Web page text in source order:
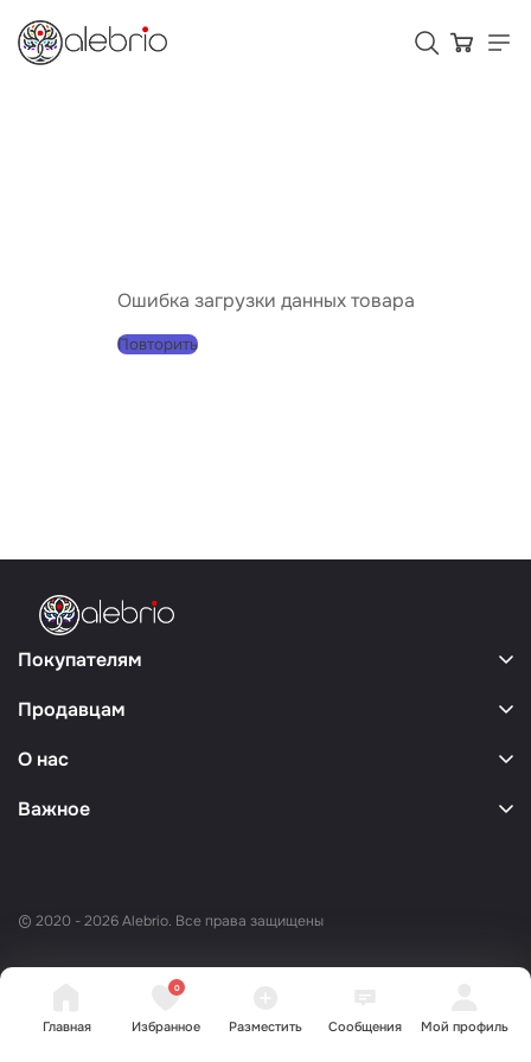
Аксессуары
Для кого Alebrio
Главная
0
Избранное Разместить Сообщения Мой профиль
Ошибка загрузки данных товара
Повторить
Покупателям
Продавцам
О нас
Важное
© 2020 - 2026 Alebrio. Все права защищены